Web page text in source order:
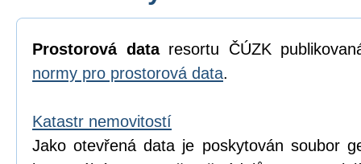
Prostorová data resortu ČÚZK
normy pro prostorová data.
Katastr nemovitostí
Jako otevřená data je poskytován soubor